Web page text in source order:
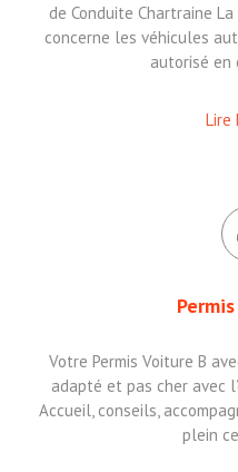
de Conduite Chartraine
concerne les véhicules
autorisé en
Lire
Votre Permis Voiture B
adapté et pas cher avec
Accueil, conseils,
plein